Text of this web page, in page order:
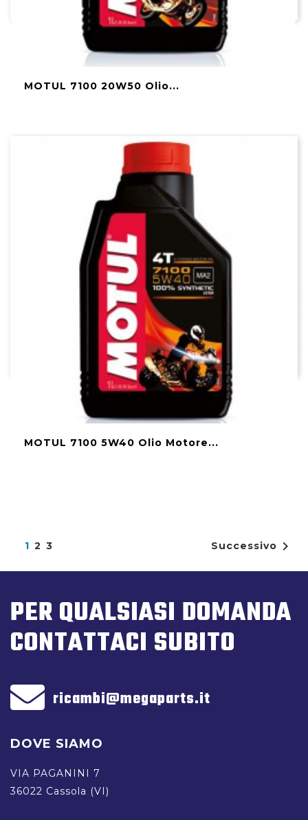
MOTUL 7100 20W50 Olio...
MOTUL 7100 5W40 Olio Motore...
1 2 3 Successivo 
PER QUALSIASI DOMANDA
CONTATTACI SUBITO
ricambi@megaparts.it
DOVE SIAMO
VIA PAGANINI 7
36022 Cassola (VI)